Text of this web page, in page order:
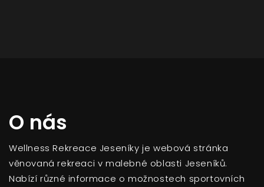
O nás
Wellness Rekreace Jeseníky je webová stránka
věnovaná rekreaci v malebné oblasti Jeseníků.
Nabízí různé informace o možnostech sportovních